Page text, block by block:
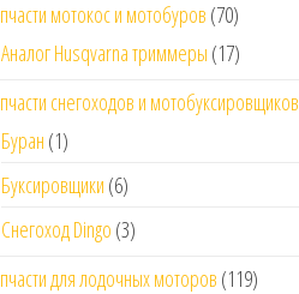
мотокос и мотобуров (70)
Аналог Husqvarna триммеры (17)
снегоходов и мотобуксировщиков
Буран (1)
Буксировщики (6)
Снегоход Dingo (3)
для лодочных моторов (119)